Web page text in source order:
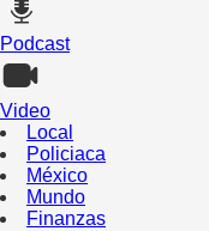
Podcast
Video
Local
Policiaca
México
Mundo
Finanzas